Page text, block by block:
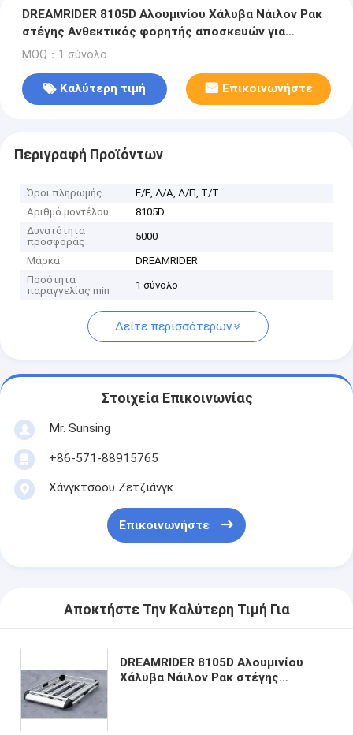
DREAMRIDER 8105D Αλουμινίου Χάλυβα Νάιλον Ρακ
στέγης Ανθεκτικός φορητής αποσκευών για
αυτοκίνητα για SUV 4x4 Παγκόσμια ανυψωμένα
MOQ：1 σύνολο
Καλύτερη τιμή Επικοινωνήστε
Περιγραφή Προϊόντων
Όροι πληρωμής
Ε/Ε, Δ/Α, Δ/Π, Τ/Τ
Αριθμό μοντέλου
8105D
Δυνατότητα
προσφοράς
5000
Μάρκα
DREAMRIDER
Ποσότητα
παραγγελίας min
1 σύνολο
Δείτε περισσότερων
Στοιχεία Επικοινωνίας
Mr. Sunsing
+86-571-88915765
Χάνγκτσοου Ζετζιάνγκ
Επικοινωνήστε
Αποκτήστε Την Καλύτερη Τιμή Για
DREAMRIDER 8105D Αλουμινίου
Χάλυβα Νάιλον Ρακ στέγης